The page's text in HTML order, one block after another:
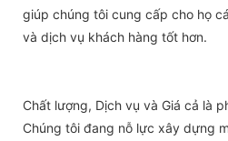
giúp chúng tôi cung cấp cho họ
và dịch vụ khách hàng tốt hơn.
Chất lượng, Dịch vụ và Giá cả là
Chúng tôi đang nỗ lực xây dựng